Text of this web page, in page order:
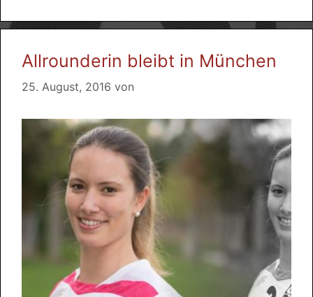
Allrounderin bleibt in München
25. August, 2016 von